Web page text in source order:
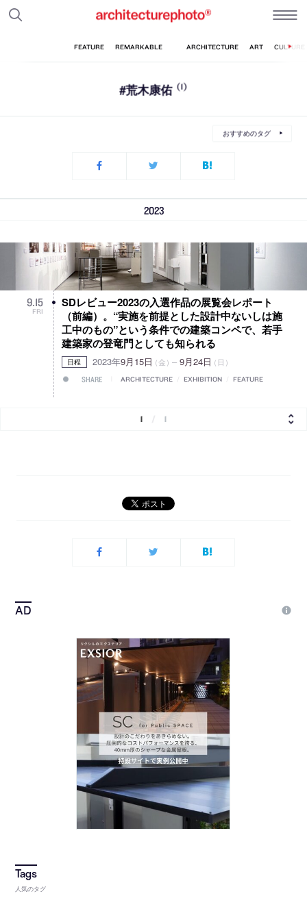
#荒木康佑 (1)
おすすめのタグ
2023
9.15
FRI
SDレビュー2023の入選作品の展覧会レポート
（前編）。“実施を前提とした設計中ないしは施
工中のもの”という条件での建築コンペで、若手
建築家の登竜門としても知られる
日程 2023年9月15日（金）– 9月24日（日）
SHARE ARCHITECTURE EXHIBITION FEATURE
1 1
人気のタグ